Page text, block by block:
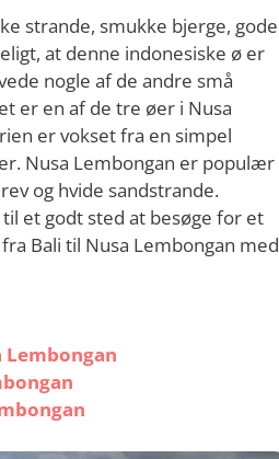
strande, smukke bjerge, gode
at denne indonesiske ø er
nogle af de andre små
er en af de tre øer i Nusa
er vokset fra en simpel
Nusa Lembongan er populær
og hvide sandstrande.
et godt sted at besøge for et
Bali til Nusa Lembongan med
Lembongan